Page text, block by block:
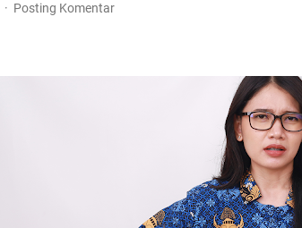
Posting Komentar